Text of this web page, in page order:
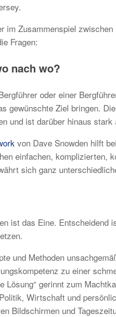
im Zusammenspiel
Fragen:
nach wo?
oder einer
gewünschte Ziel bringen.
und ist darüber hinaus
von Dave Snowden hilft
einfachen, komplizierten,
sich ganz
ist das Eine. Entscheidend
und Methoden
zu einer
Lösung“ gerinnt zum
Wirtschaft und
Bildschirmen und